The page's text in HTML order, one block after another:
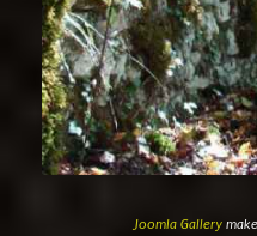
Joomla Gallery